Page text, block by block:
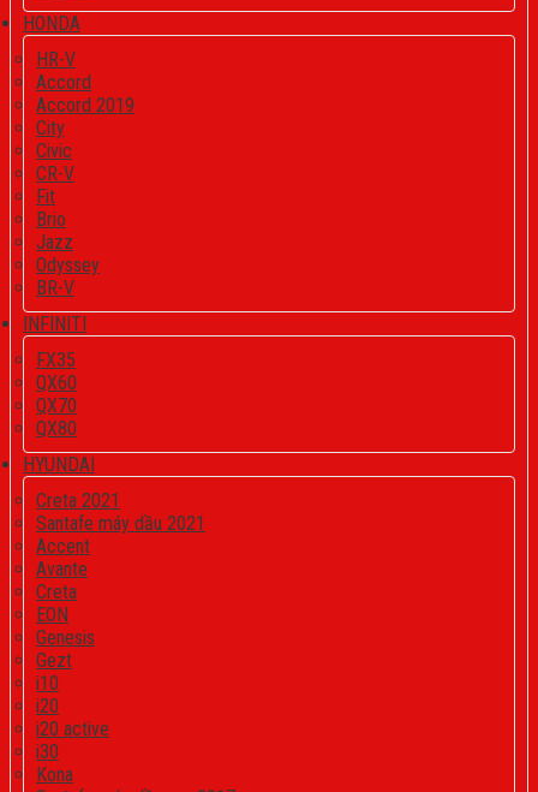
HONDA
HR-V
Accord
Accord 2019
City
Civic
CR-V
Fit
Brio
Jazz
Odyssey
BR-V
INFINITI
FX35
QX60
QX70
QX80
HYUNDAI
Creta 2021
Santafe máy dầu 2021
Accent
Avante
Creta
EON
Genesis
Gezt
i10
i20
i20 active
i30
Kona